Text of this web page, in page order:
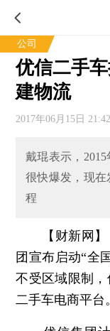
公司
优信二手
建物流
2017年06月15日 21:42
戴琨表示，
很快爆发，现
程
【财新网
团宣布启动“全
不受区域限制
二手车电商平台